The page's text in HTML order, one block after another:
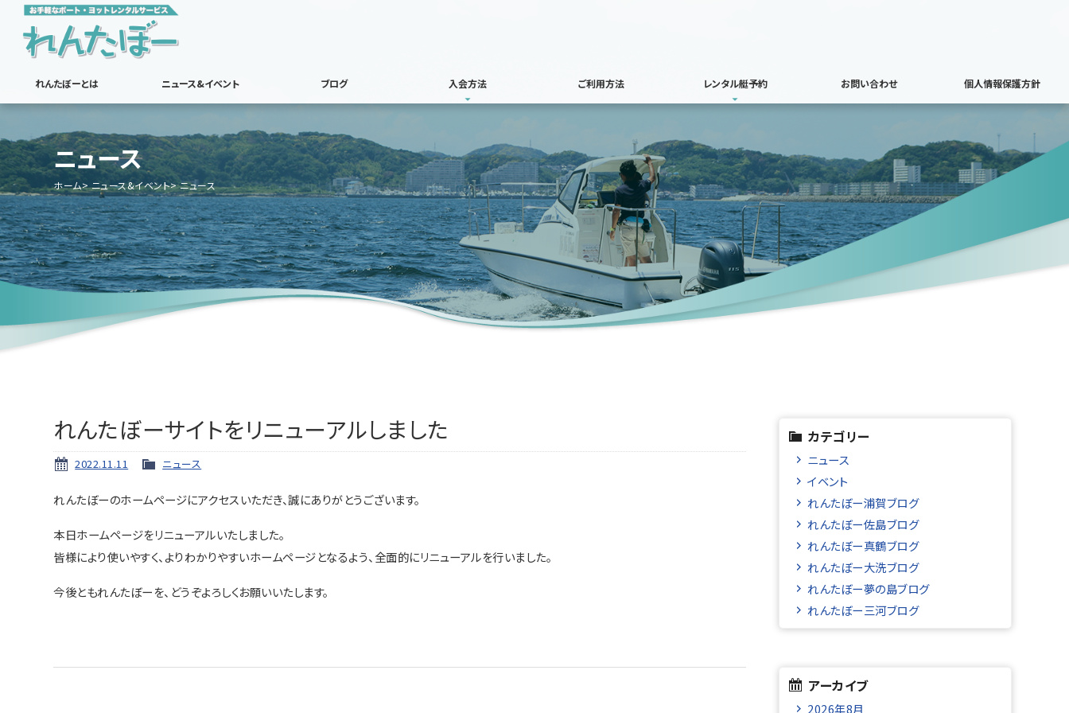
れんたぼーとは ニュース&イベント ブログ 入会方法 ご利用方法 レンタル艇予約 お問い合わせ 個人情報保護方針
ニュース
ホーム ニュース&イベント ニュース
れんたぼーサイトをリニューアルしました
2022.11.11 ニュース
れんたぼーのホームページにアクセスいただき、誠にありがとうございます。
本日ホームページをリニューアルいたしました。
皆様により使いやすく、よりわかりやすいホームページとなるよう、全面的にリニューアルを行いました。
今後ともれんたぼーを、どうぞよろしくお願いいたします。
カテゴリー
ニュース
イベント
れんたぼー浦賀ブログ
れんたぼー佐島ブログ
れんたぼー真鶴ブログ
れんたぼー大洗ブログ
れんたぼー夢の島ブログ
れんたぼー三河ブログ
アーカイブ
2026年8月